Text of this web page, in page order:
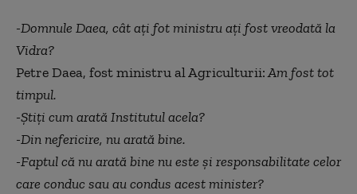
-Domnule Daea, cât ați fot ministru ați fost vreodată la
Vidra?
Petre Daea, fost ministru al Agriculturii:Am fost tot
timpul.
-Știți cum arată Institutul acela?
-Din nefericire, nu arată bine.
-Faptul că nu arată bine nu este și responsabilitate celor
care conduc sau au condus acest minister?